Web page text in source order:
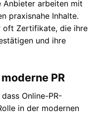
Anbieter arbeiten mit
praxisnahe Inhalte.
oft Zertifikate, die ihre
und ihre
PR
Online-PR-
in der modernen